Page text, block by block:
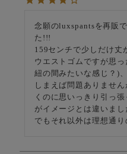
念願のluxspantsを再販
た!!!
159センチで少しだけ丈
ウエストゴムですが思
紐の間みたいな感じ？)
しまえば問題ありませ
くのに思いっきり引っ
がイメージとは違いまし
でもそれ以外は理想通り